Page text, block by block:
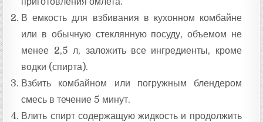
В емкость для взбивания в кухонном комбайне
или в обычную стеклянную посуду, объемом не
менее 2,5 л, заложить все ингредиенты, кроме
водки (спирта).
Взбить комбайном или погружным блендером
смесь в течение 5 минут.
Влить спирт содержащую жидкость и продолжить